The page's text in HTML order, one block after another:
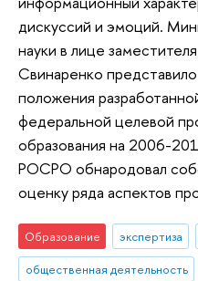
дискуссий и эмоций.
науки в лице
Свинаренко
положения
федеральной целевой
образования на 2006-
РОСРО обнародовал
оценку ряда аспектов
Образование экспертиза
общественная деятельность